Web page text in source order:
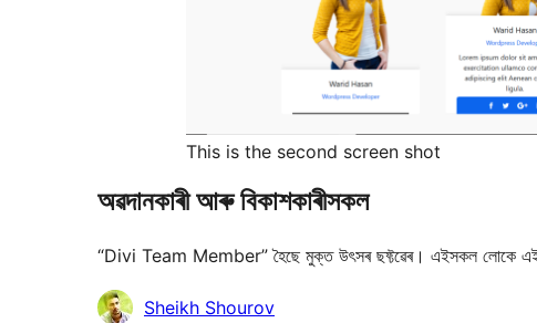
This is the second screen shot
অৱদানকাৰী আৰু বিকাশকাৰীসকল
“Divi Team Member” হৈছে মুক্ত উৎসৰ ছফ্টৱেৰ। এইসকল লোকে এই
অৱদানকাৰীসকলSheikh Shourov